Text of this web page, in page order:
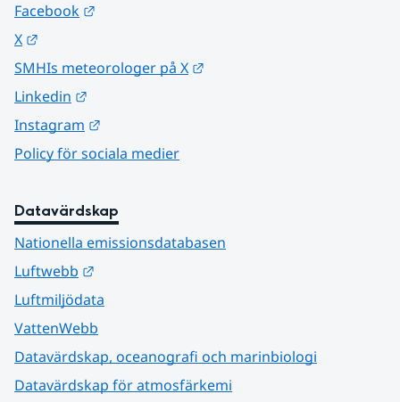
Facebook
X
SMHIs meteorologer på X
Linkedin
Instagram
Policy för sociala medier
Datavärdskap
Nationella emissionsdatabasen
Luftwebb
Luftmiljödata
VattenWebb
Datavärdskap, oceanografi och marinbiologi
Datavärdskap för atmosfärkemi